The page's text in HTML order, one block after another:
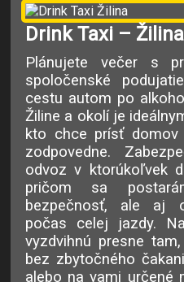
Drink Taxi –
Plánujete večer s
spoločenské
cestu autom po
Žiline a okolí je
kto chce prísť domov
zodpovedne.
odvoz v ktorúkoľvek
pričom sa
bezpečnosť, ale aj
počas celej jazdy.
vyzdvihnú presne
bez zbytočného
alebo na vami určené